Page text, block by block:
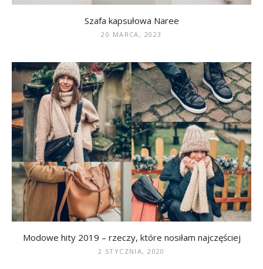
Szafa kapsułowa Naree
20 MARCA, 2023
Modowe hity 2019 – rzeczy, które nosiłam najczęściej
2 STYCZNIA, 2020